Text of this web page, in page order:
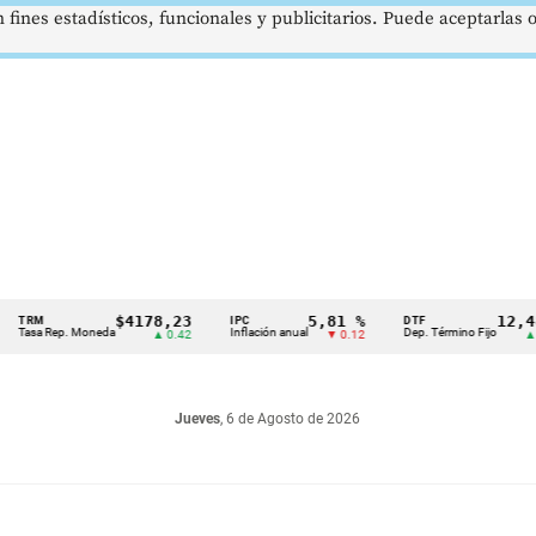
Moneda
$4178,23
▲ 0.42
IPC
Inflación anual
5,81 %
▼ 0.12
DTF
Dep. Término Fijo
12,48 %
▲ 0.05
Jueves, 6 de Agosto de 2026
estadísticos, funcionales y publicitarios. Puede aceptarlas